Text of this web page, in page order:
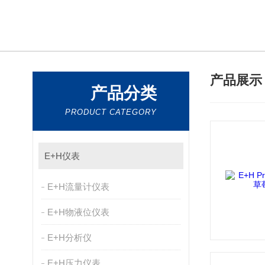
产品分类
PRODUCT CATEGORY
E+H仪表
E+H流量计仪表
E+H物液位仪表
E+H分析仪
E+H压力仪表
产品展示